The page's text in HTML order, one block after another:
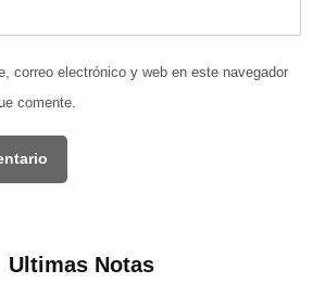
correo electrónico y web en este navegador
comente.
Ultimas Notas